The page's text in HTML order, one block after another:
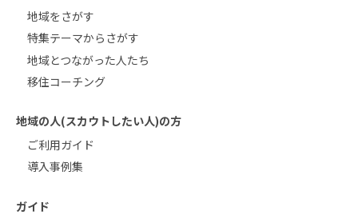
地域をさがす
特集テーマからさがす
地域とつながった人たち
移住コーチング
地域の人(スカウトしたい人)の方
ご利用ガイド
導入事例集
ガイド